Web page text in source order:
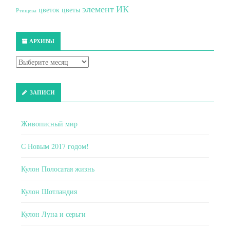
Ртищева цветок цветы элемент ИК
АРХИВЫ
ЗАПИСИ
Живописный мир
С Новым 2017 годом!
Кулон Полосатая жизнь
Кулон Шотландия
Кулон Луна и серьги